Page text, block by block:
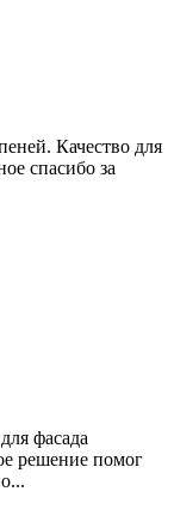
Качество для
спасибо за
фасада
решение помог